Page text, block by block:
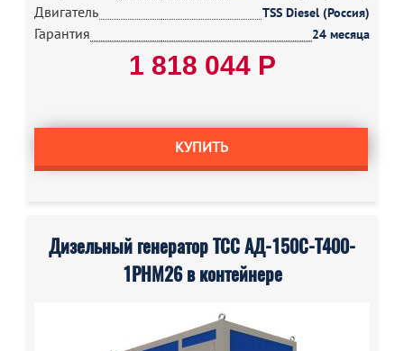
Двигатель TSS Diesel (Россия)
Гарантия 24 месяца
1 818 044 Р
КУПИТЬ
Дизельный генератор ТСС АД-150С-Т400-
1РНМ26 в контейнере